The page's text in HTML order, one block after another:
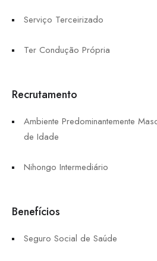
Serviço Terceirizado
Ter Condução Própria
Recrutamento
Ambiente Predominantemente
de Idade
Nihongo Intermediário
Benefícios
Seguro Social de Saúde